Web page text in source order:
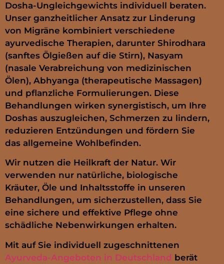
Dosha-Ungleichgewichts individuell beraten.
Unser ganzheitlicher Ansatz zur Linderung
von Migräne kombiniert verschiedene
ayurvedische Therapien, darunter Shirodhara
(sanftes Ölgießen auf die Stirn), Nasyam
(nasale Verabreichung von medizinischen
Ölen), Abhyanga (therapeutische Massagen)
und pflanzliche Formulierungen. Diese
Behandlungen wirken synergistisch, um Ihre
Doshas auszugleichen, Schmerzen zu lindern,
reduzieren Entzündungen und fördern Sie
das allgemeine Wohlbefinden.
Wir nutzen die Heilkraft der Natur. Wir
verwenden nur natürliche, biologische
Kräuter, Öle und Inhaltsstoffe in unseren
Behandlungen, um sicherzustellen, dass Sie
eine sichere und effektive Pflege ohne
schädliche Nebenwirkungen erhalten.
Mit auf Sie individuell zugeschnittenen
Ayurveda-Angeboten in Deutschland berät